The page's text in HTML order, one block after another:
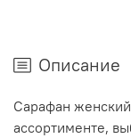
Описание
Сарафан
ассортименте,